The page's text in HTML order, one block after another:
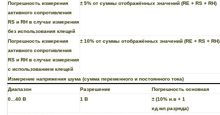
Погрешность измерения
активного сопротивления
RS и RH в случае измерения
без использования клещей
± 5% от суммы отображённых значений (RE + RS + RH)
Погрешность измерения
активного сопротивления
RS и RH в случае измерения
c использованием клещей
± 10% от суммы отображённых значений (RE + RS + RH)
Измерение напряжения шума (сумма переменного и постоянного тока)
Диапазон
Разрешение
Погрешность основная
0...40 В
1 В
± (10% и.в + 1
ед.мл.разряда)